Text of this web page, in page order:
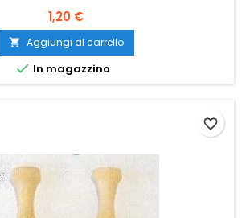
1,20 €
 Aggiungi al carrello
 In magazzino
favorite_border